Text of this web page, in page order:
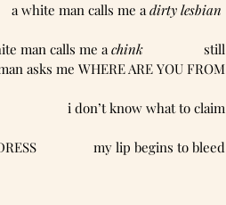
a white man calls me a dirty lesbian
man calls me a chink
​            ​still
asks me WHERE ARE YOU FROM
i don’t know what to claim
my lip begins to bleed